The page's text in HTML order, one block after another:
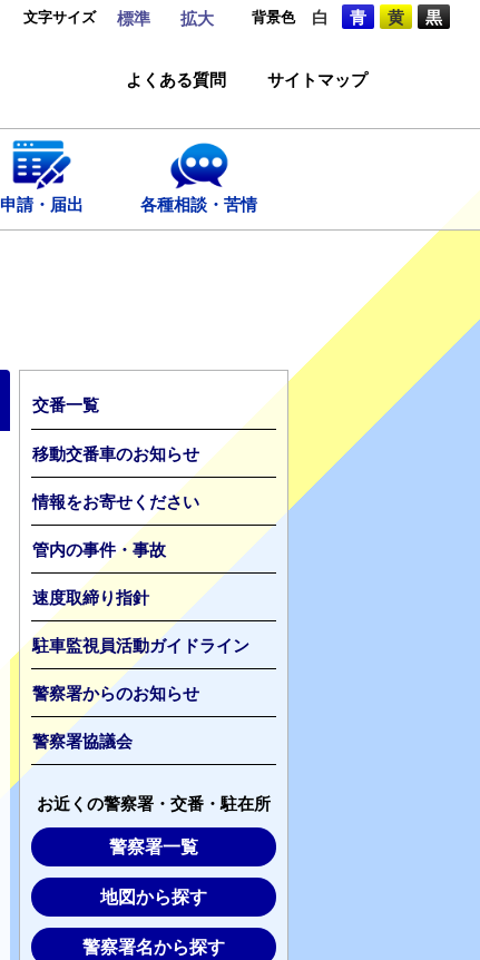
文字サイズ 標準 拡大 背景色 白 青 黄 黒
よくある質問 サイトマップ
申請・届出 各種相談・苦情
交番一覧
移動交番車のお知らせ
情報をお寄せください
管内の事件・事故
速度取締り指針
駐車監視員活動ガイドライン
警察署からのお知らせ
警察署協議会
お近くの警察署・交番・駐在所
警察署一覧
地図から探す
警察署名から探す